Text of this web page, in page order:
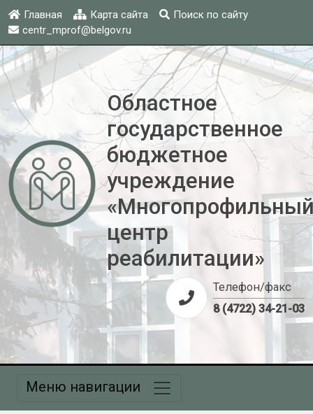
Главная Карта сайта
Поиск по сайту
centr_mprof@belgov.ru
Областное
государственное
бюджетное
учреждение
центр
реабилитации»
Телефон/факс
8 (4722) 34-21-03
Меню навигации